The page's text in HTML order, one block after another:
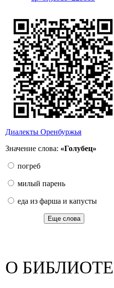
Диалекты Оренбуржья
Значение слова: «Голубец»
погреб
милый парень
еда из фарша и капусты
Еще слова
О